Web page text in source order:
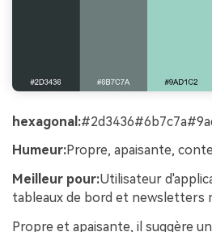
hexagonal:
Humeur:Propre, apaisante,
Meilleur pour:Utilisateur
tableaux de bord et newsletters
Propre et apaisante, il suggère